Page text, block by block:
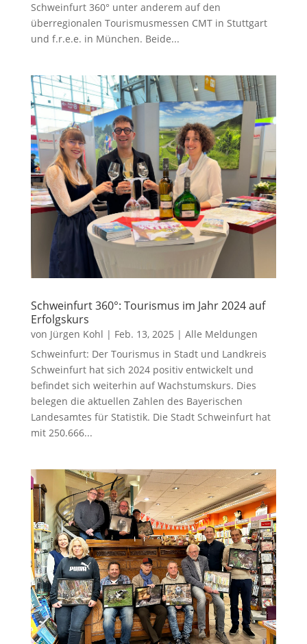
Schweinfurt 360° unter anderem auf den
überregionalen Tourismusmessen CMT in Stuttgart
und f.r.e.e. in München. Beide...
Schweinfurt 360°: Tourismus im Jahr 2024 auf
Erfolgskurs
von Jürgen Kohl | Feb. 13, 2025 | Alle Meldungen
Schweinfurt: Der Tourismus in Stadt und Landkreis
Schweinfurt hat sich 2024 positiv entwickelt und
befindet sich weiterhin auf Wachstumskurs. Dies
belegen die aktuellen Zahlen des Bayerischen
Landesamtes für Statistik. Die Stadt Schweinfurt hat
mit 250.666...